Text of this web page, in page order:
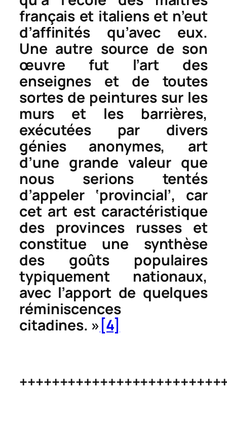
français et italiens et n’eut
d’affinités qu’avec eux.
Une autre source de son
œuvre fut l’art des
enseignes et de toutes
sortes de peintures sur les
murs et les barrières,
exécutées par divers
génies anonymes, art
d’une grande valeur que
nous serions tentés
d’appeler ‘provincial’, car
cet art est caractéristique
des provinces russes et
constitue une synthèse
des goûts populaires
typiquement nationaux,
avec l’apport de quelques
réminiscences
citadines. » [4]